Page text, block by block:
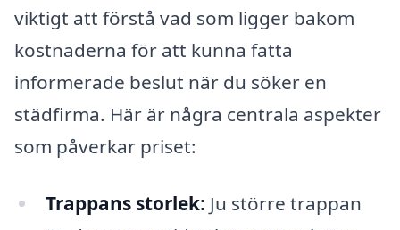
viktigt att förstå vad som ligger bakom
kostnaderna för att kunna fatta
informerade beslut när du söker en
städfirma. Här är några centrala aspekter
som påverkar priset:
Trappans storlek: Ju större trappan